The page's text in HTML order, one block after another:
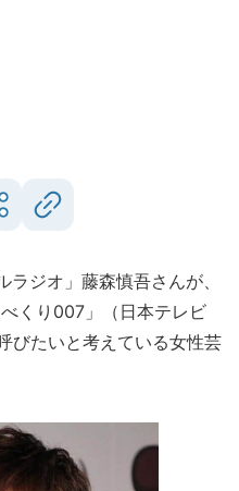
ジオ」藤森慎吾さんが、
くり007」（日本テレビ
びたいと考えている女性芸